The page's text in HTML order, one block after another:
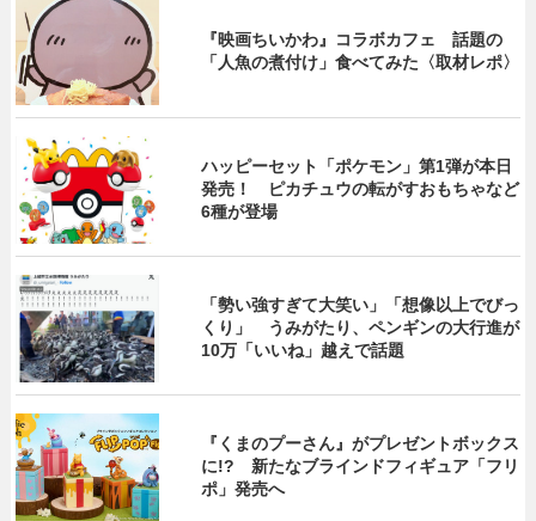
『映画ちいかわ』コラボカフェ 話題の
「人魚の煮付け」食べてみた〈取材レポ〉
ハッピーセット「ポケモン」第1弾が本日
発売！ ピカチュウの転がすおもちゃなど
6種が登場
「勢い強すぎて大笑い」「想像以上でびっ
くり」 うみがたり、ペンギンの大行進が
10万「いいね」越えで話題
『くまのプーさん』がプレゼントボックス
に!? 新たなブラインドフィギュア「フリ
ポ」発売へ